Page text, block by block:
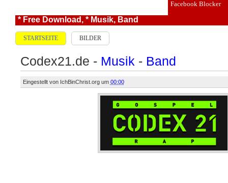
Facebook Blocker
STARTSEITE BILDER
* Free Download , * Musik, Band
Codex21.de - Musik - Band
Eingestellt von IchBinChrist.org um 00:00